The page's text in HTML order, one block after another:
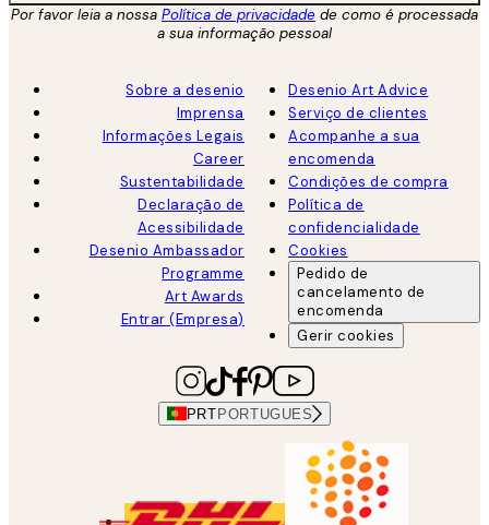
Por favor leia a nossa Política de privacidade de como é processada
a sua informação pessoal
Sobre a desenio
Imprensa
Informações Legais
Career
Sustentabilidade
Declaração de
Acessibilidade
Desenio Ambassador
Programme
Art Awards
Entrar (Empresa)
Desenio Art Advice
Serviço de clientes
Acompanhe a sua
encomenda
Condições de compra
Política de
confidencialidade
Cookies
Pedido de
cancelamento de
encomenda
Gerir cookies
PRTPORTUGUES